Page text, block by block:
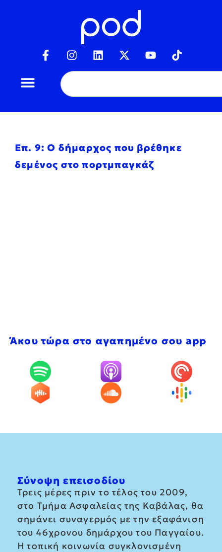
Επ. 9: Ο δήμαρχος που βρέθηκε
δεμένος στο πορτμπαγκάζ
Άκου τώρα στο αγαπημένο σου app
Σύνοψη επεισοδίου
Τρεις μέρες πριν το τέλος του 2009,
στο Τμήμα Ασφαλείας της Καβάλας, θα
σημάνει συναγερμός με την εξαφάνιση
του 46χρονου δημάρχου του Παγγαίου.
Η τοπική κοινωνία συγκλονισμένη